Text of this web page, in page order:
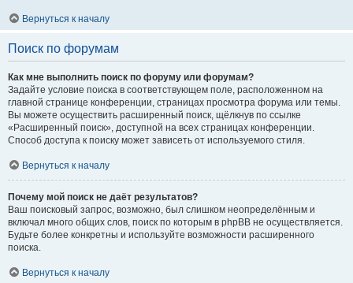
Вернуться к началу
Поиск по форумам
Как мне выполнить поиск по форуму или форумам?
Задайте условие поиска в соответствующем поле, расположенном на
главной странице конференции, страницах просмотра форума или темы.
Вы можете осуществить расширенный поиск, щёлкнув по ссылке
«Расширенный поиск», доступной на всех страницах конференции.
Способ доступа к поиску может зависеть от используемого стиля.
Вернуться к началу
Почему мой поиск не даёт результатов?
Ваш поисковый запрос, возможно, был слишком неопределённым и
включал много общих слов, поиск по которым в phpBB не осуществляется.
Будьте более конкретны и используйте возможности расширенного
поиска.
Вернуться к началу